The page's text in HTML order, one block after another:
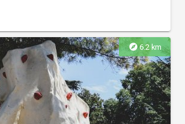
présentant un intérêt écologique,
d’une trame verte discontinue entre
et massif de l’Etoile.
explore6.2 km